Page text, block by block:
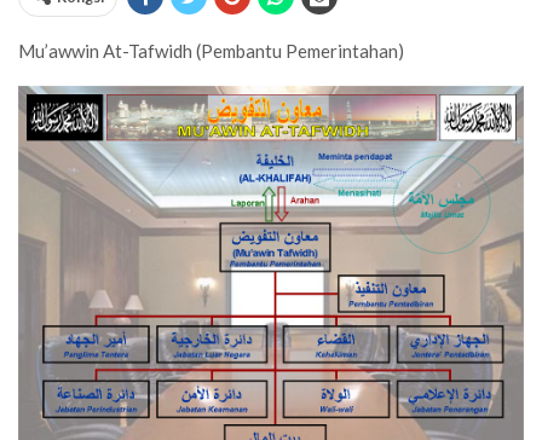
Mu’awwin At-Tafwidh (Pembantu Pemerintahan)